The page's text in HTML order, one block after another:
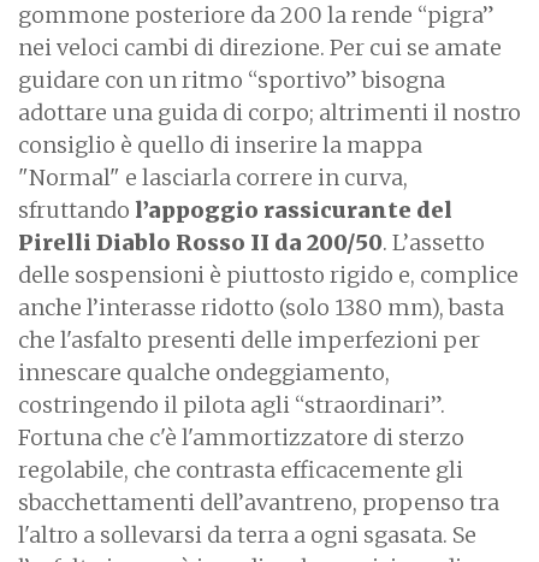
gommone posteriore da 200 la rende “pigra”
nei veloci cambi di direzione. Per cui se amate
guidare con un ritmo “sportivo” bisogna
adottare una guida di corpo; altrimenti il nostro
consiglio è quello di inserire la mappa
"Normal" e lasciarla correre in curva,
sfruttando l’appoggio rassicurante del
Pirelli Diablo Rosso II da 200/50. L’assetto
delle sospensioni è piuttosto rigido e, complice
anche l’interasse ridotto (solo 1380 mm), basta
che l'asfalto presenti delle imperfezioni per
innescare qualche ondeggiamento,
costringendo il pilota agli “straordinari”.
Fortuna che c'è l'ammortizzatore di sterzo
regolabile, che contrasta efficacemente gli
sbacchettamenti dell’avantreno, propenso tra
l'altro a sollevarsi da terra a ogni sgasata. Se